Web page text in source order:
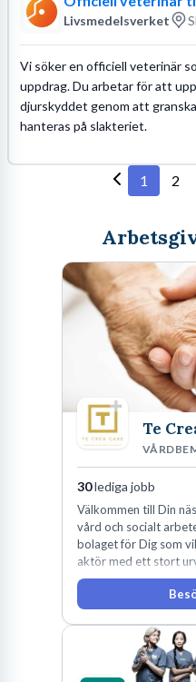
Livsmedelsverket
Vi söker en officiell veterinär
uppdrag. Du arbetar för att
djurskyddet genom att
hanteras på slakteriet.
1 2
Te
30lediga jobb
Välkommen till Din
vård och socialt
bolaget för Dig som
aktör med ett stort
uppdrag i hela
som offentliga